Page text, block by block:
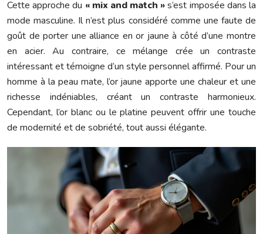
Cette approche du « mix and match »s’est imposée dans la
mode masculine. Il n’est plus considéré comme une faute de
goût de porter une alliance en or jaune à côté d’une montre
en acier. Au contraire, ce mélange crée un contraste
intéressant et témoigne d’un style personnel affirmé. Pour un
homme à la peau mate, l’or jaune apporte une chaleur et une
richesse indéniables, créant un contraste harmonieux.
Cependant, l’or blanc ou le platine peuvent offrir une touche
de modernité et de sobriété, tout aussi élégante.